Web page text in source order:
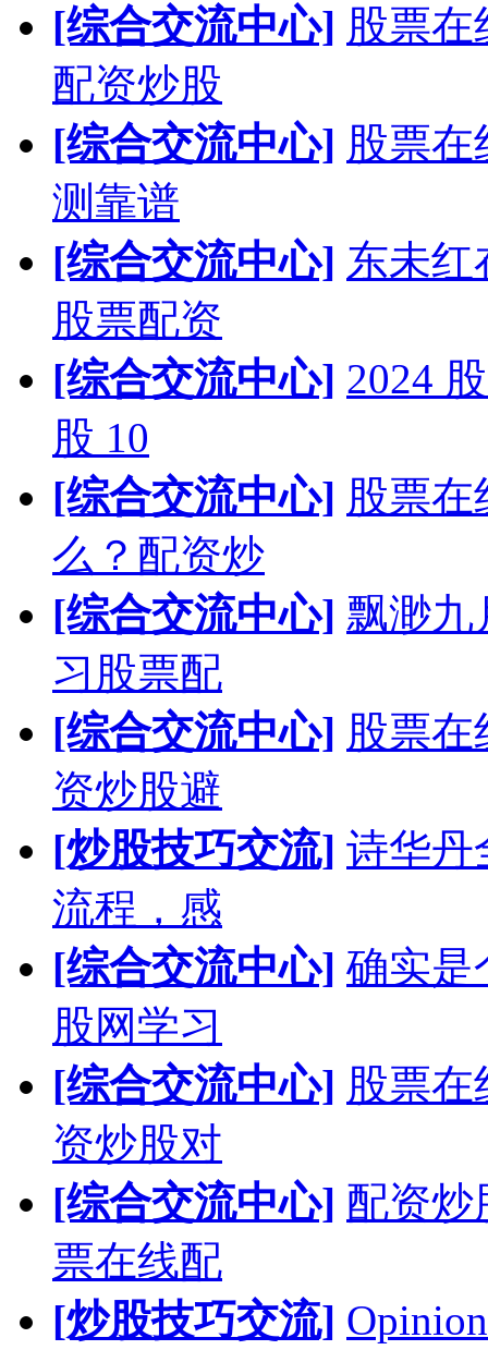
[综合交流中心] 股票
配资炒股
[综合交流中心] 股票在
测靠谱
[综合交流中心] 东未红
股票配资
[综合交流中心] 2024
股 10
[综合交流中心] 股票
么？配资炒
[综合交流中心] 飘渺九
习股票配
[综合交流中心] 股票
资炒股避
[炒股技巧交流] 诗华丹
流程，感
[综合交流中心] 确实是
股网学习
[综合交流中心] 股票
资炒股对
[综合交流中心] 配资炒
票在线配
[炒股技巧交流]